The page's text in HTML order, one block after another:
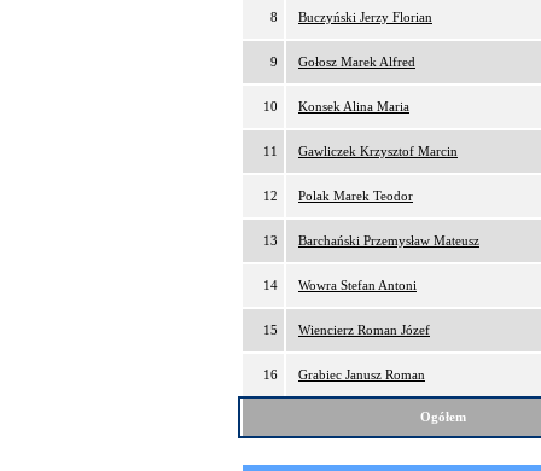
8 Buczyński Jerzy Florian
9 Gołosz Marek Alfred
10 Konsek Alina Maria
11 Gawliczek Krzysztof Marcin
12 Polak Marek Teodor
13 Barchański Przemysław Mateusz
14 Wowra Stefan Antoni
15 Wiencierz Roman Józef
16 Grabiec Janusz Roman
Ogółem